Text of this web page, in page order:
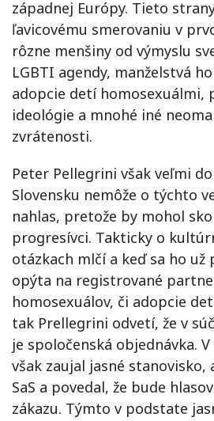
západnej Európy. Tieto
ľavicovému smerovaniu v
rôzne menšiny od výmyslu
LGBTI agendy, manželstvá
adopcie detí homosexuálmi,
ideológie a mnohé iné
zvrátenosti.
Peter Pellegrini však veľmi
Slovensku nemôže o týchto
nahlas, pretože by mohol
progresívci. Takticky o
otázkach mlčí a keď sa ho už
opýta na registrované
homosexuálov, či adopcie
tak Prellegrini odvetí, že v
je spoločenská objednávka.
však zaujal jasné stanovisko,
SaS a povedal, že bude
zákazu. Týmto v podstate